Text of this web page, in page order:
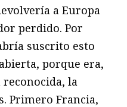
a Europa
perdido. Por
suscrito esto
porque era,
la
Primero Francia,